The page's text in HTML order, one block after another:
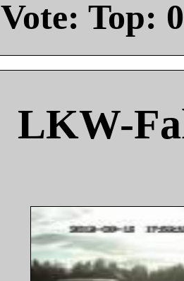
Vote: Top: 0
LKW-